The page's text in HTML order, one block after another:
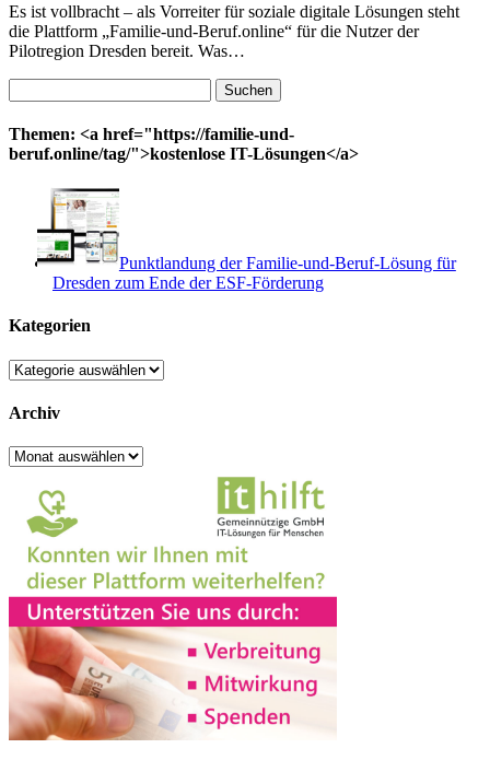
Es ist vollbracht – als Vorreiter für soziale digitale Lösungen steht
die Plattform „Familie-und-Beruf.online“ für die Nutzer der
Pilotregion Dresden bereit. Was…
nach:
Themen: <a href="https://familie-und-
beruf.online/tag/">kostenlose IT-Lösungen</a>
Punktlandung der Familie-und-Beruf-Lösung für
Dresden zum Ende der ESF-Förderung
Kategorien
Kategorien
Archiv
Archiv